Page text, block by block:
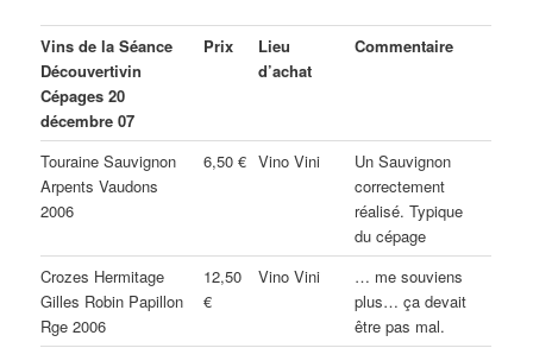
Vins de la Séance
Découvertivin
Cépages 20
décembre 07
Prix
Lieu
d’achat
Commentaire
Touraine Sauvignon
Arpents Vaudons
2006
6,50 € Vino Vini
Un Sauvignon
correctement
réalisé. Typique
du cépage
Crozes Hermitage
Gilles Robin Papillon
Rge 2006
12,50
€
Vino Vini
… me souviens
plus… ça devait
être pas mal.